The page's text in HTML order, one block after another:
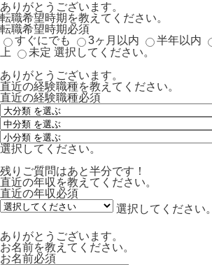
ありがとうございます。
転職希望時期を教えてください。
転職希望時期必須
すぐにでも
3ヶ月以内 半年以内
上
未定 選択してください。
ありがとうございます。
直近の経験職種を教えてください。
直近の経験職種必須
選択してください。
残りご質問はあと半分です！
直近の年収を教えてください。
直近の年収必須
選択してください。
ありがとうございます。
お名前を教えてください。
お名前必須